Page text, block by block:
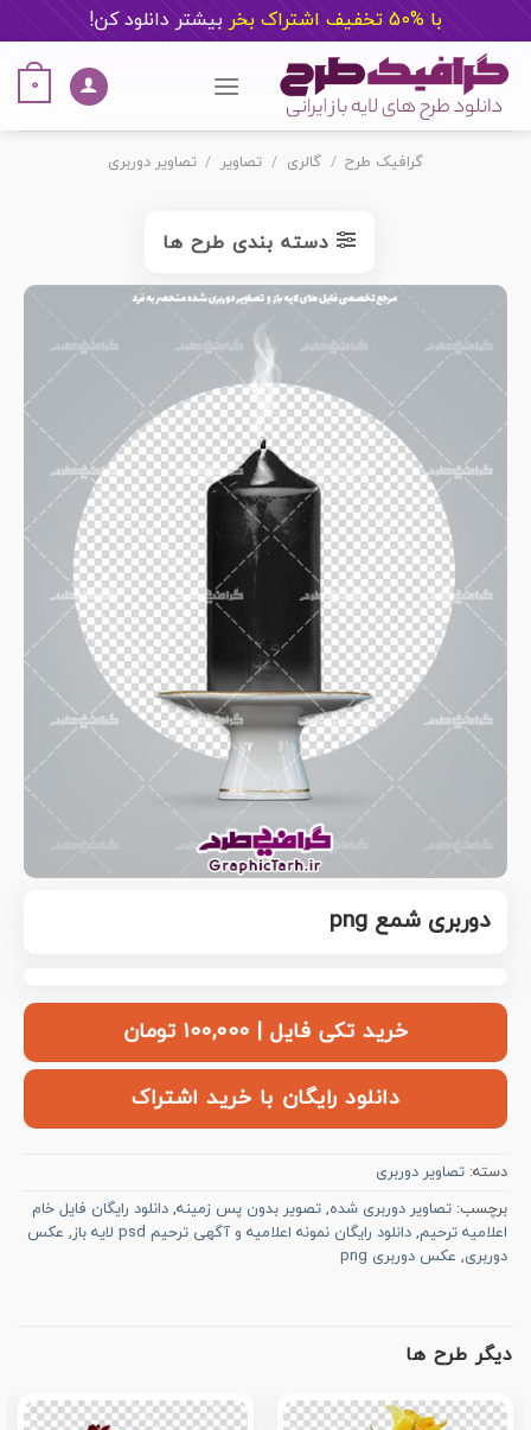
با %50 تخفیف اشتراک بخر بیشتر دانلود کن!
content
0
گرافیک طرح / گالری / تصاویر / تصاویر دوربری
دسته بندی طرح ها
دوربری شمع png
خرید تکی فایل | ۱۰۰,۰۰۰ تومان
دانلود رایگان با خرید اشتراک
دسته: تصاویر دوربری
برچسب: تصاویر دوربری شده, تصویر بدون پس زمینه, دانلود رایگان فایل خام
اعلامیه ترحیم, دانلود رایگان نمونه اعلامیه و آگهی ترحیم psd لایه باز , عکس
دوربری, عکس دوربری png
دیگر طرح ها